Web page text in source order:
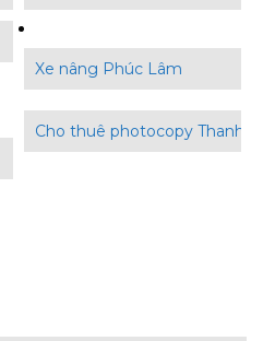
Xe nâng Phúc Lâm
Cho thuê photocopy Thanh